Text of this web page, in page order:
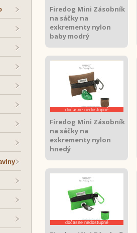
Firedog Mini Zásobník
na sáčky na
exkrementy nylon
baby modrý
dočasne nedostupné
Firedog Mini Zásobník
na sáčky na
exkrementy nylon
hnedý
dočasne nedostupné